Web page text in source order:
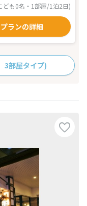
ども0名・1部屋/1泊2日)
プランの詳細
3部屋タイプ)